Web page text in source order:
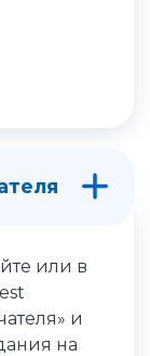
или в
и
на